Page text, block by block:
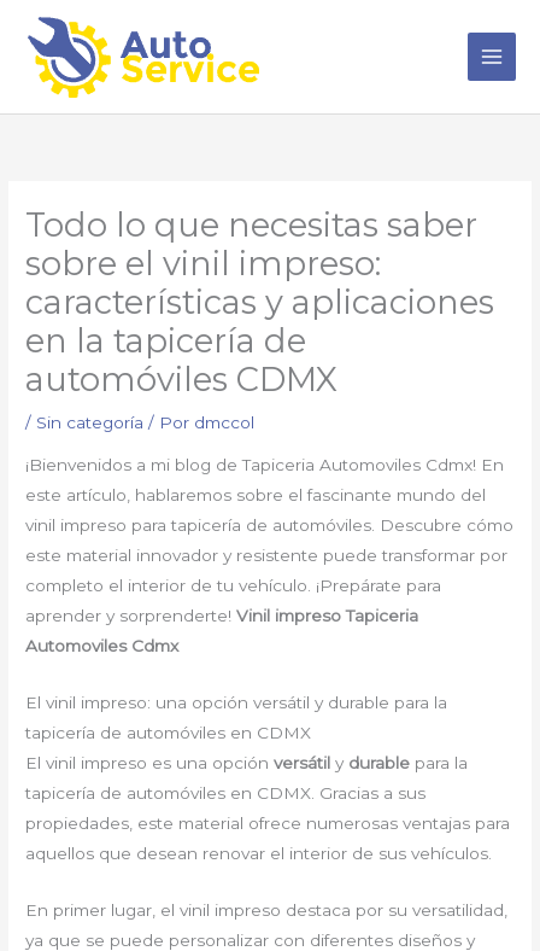
contenido
Todo lo que necesitas saber
sobre el vinil impreso:
características y aplicaciones
en la tapicería de
automóviles CDMX
/ Sin categoría / Por dmccol
¡Bienvenidos a mi blog de Tapiceria Automoviles Cdmx! En
este artículo, hablaremos sobre el fascinante mundo del
vinil impreso para tapicería de automóviles. Descubre cómo
este material innovador y resistente puede transformar por
completo el interior de tu vehículo. ¡Prepárate para
aprender y sorprenderte!Vinil impreso Tapiceria
Automoviles Cdmx
El vinil impreso: una opción versátil y durable para la
tapicería de automóviles en CDMX
El vinil impreso es una opciónversátil y durable para la
tapicería de automóviles en CDMX. Gracias a sus
propiedades, este material ofrece numerosas ventajas para
aquellos que desean renovar el interior de sus vehículos.
En primer lugar, el vinil impreso destaca por su versatilidad,
ya que se puede personalizar con diferentes diseños y